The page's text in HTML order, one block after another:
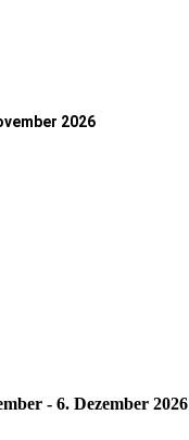
2026
- 6. Dezember 2026